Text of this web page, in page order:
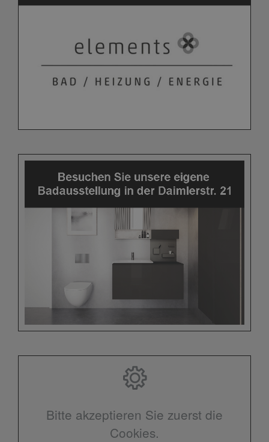
Bitte akzeptieren Sie zuerst die
Cookies.